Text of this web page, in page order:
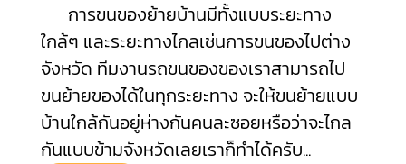
การขนของย้ายบ้านมีทั้งแบบระยะทาง
ใกล้ๆ และระยะทางไกลเช่นการขนของไปต่าง
จังหวัด ทีมงานรถขนของของเราสามารถไป
ขนย้ายของได้ในทุกระยะทาง จะให้ขนย้ายแบบ
บ้านใกล้กันอยู่ห่างกันคนละซอยหรือว่าจะไกล
กันแบบข้ามจังหวัดเลยเราก็ทำได้ครับ...